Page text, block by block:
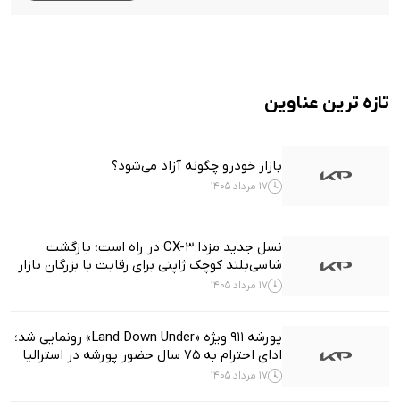
تازه ترین عناوین
بازار خودرو چگونه آزاد می‌شود؟
17 مرداد 1405
نسل جدید مزدا CX-3 در راه است؛ بازگشت
شاسی‌بلند کوچک ژاپنی برای رقابت با بزرگان بازار
17 مرداد 1405
پورشه 911 ویژه «Land Down Under» رونمایی شد؛
ادای احترام به ۷۵ سال حضور پورشه در استرالیا
17 مرداد 1405